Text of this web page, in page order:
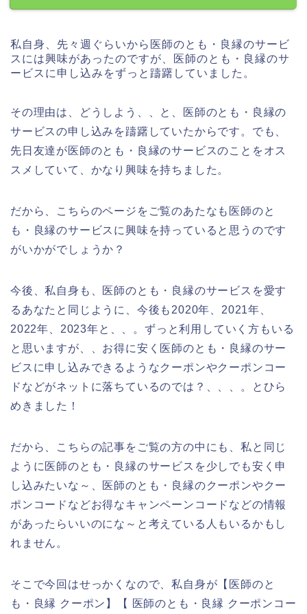
私自身、先々週ぐらいから医師のとも・良縁のサービ
スには興味があったのですが、医師のとも・良縁のサ
ービスに申し込みをずっと躊躇していました。
その理由は、どうしよう、、と、医師のとも・良縁の
サービスの申し込みを躊躇していたからです。でも、
先日友達が医師のとも・良縁のサービスのことをオス
スメしていて、かなり興味を持ちました。
だから、こちらのページをご覧のあたなも医師のと
も・良縁のサービスに興味を持っていると思うのです
がいかがでしょうか？
今後、私自身も、医師のとも・良縁のサービスを愛す
るあなたと同じように、今後も2020年、2021年、
2022年、2023年と、、。ずっと利用していく方もいる
と思いますが、、お得に安く医師のとも・良縁のサー
ビスに申し込みできるようなクーポンやクーポンコー
ドなどがネットに落ちているのでは？、、、。とひら
めきました！
だから、こちらの記事をご覧の方の中にも、私と同じ
ように医師のとも・良縁のサービスを少しでも安く申
し込みたいな～、医師のとも・良縁のクーポンやクー
ポンコードなどお得なキャンペーンコードなどの情報
があったらいいのにな～と考えている人もいるかもし
れません。
そこで今回はせっかくなので、私自身が【医師のと
も・良縁 クーポン】【 医師のとも・良縁 クーポンコー